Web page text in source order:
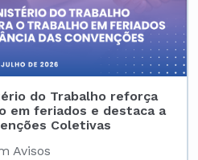
do Trabalho reforça
em feriados e destaca a
Coletivas
Avisos